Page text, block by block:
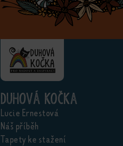
Duhová kočka
Lucie Ernestová
Náš příběh
Tapety ke stažení